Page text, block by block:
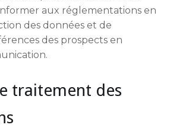
aux réglementations en
des données et de
des prospects en
traitement des